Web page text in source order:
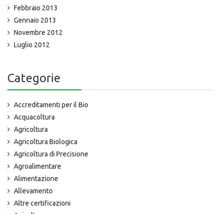
Febbraio 2013
Gennaio 2013
Novembre 2012
Luglio 2012
Categorie
Accreditamenti per il Bio
Acquacoltura
Agricoltura
Agricoltura Biologica
Agricoltura di Precisione
Agroalimentare
Alimentazione
Allevamento
Altre certificazioni